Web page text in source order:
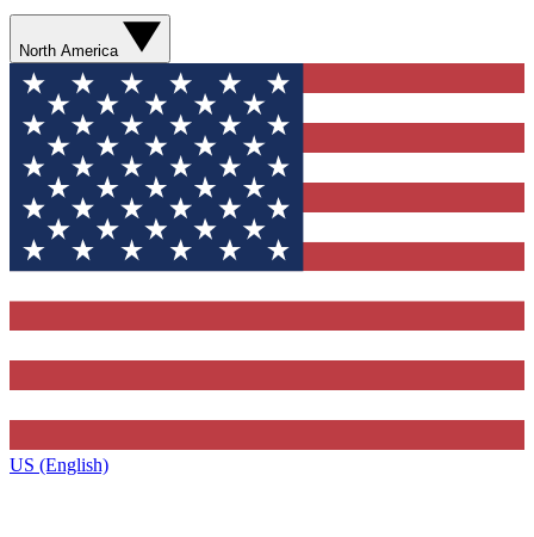
North America
US (English)